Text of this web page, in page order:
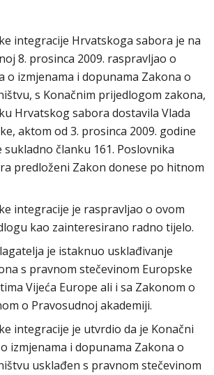
integracije Hrvatskoga sabora je na
8. prosinca 2009. raspravljao o
o izmjenama i dopunama Zakona o
s Konačnim prijedlogom zakona,
Hrvatskog sabora dostavila Vlada
aktom od 3. prosinca 2009. godine
sukladno članku 161. Poslovnika
predloženi Zakon donese po hitnom
integracije je raspravljao o ovom
kao zainteresirano radno tijelo.
je istaknuo usklađivanje
s pravnom stečevinom Europske
Vijeća Europe ali i sa Zakonom o
o Pravosudnoj akademiji.
integracije je utvrdio da je Konačni
izmjenama i dopunama Zakona o
usklađen s pravnom stečevinom